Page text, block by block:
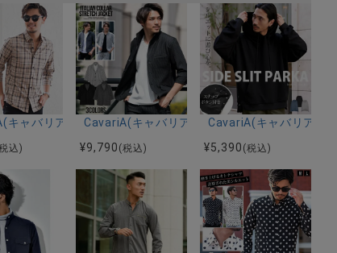
ドカラー7分袖シャツ/全4色
キャバリア)チェック柄レギュラーカラー7分袖シャツ/全2色
込)
CavariA(キャバリア)ふくれストライプ7分袖
¥9,790 (税込)
CavariA(キャバリア)サ
¥5,390 (税込)